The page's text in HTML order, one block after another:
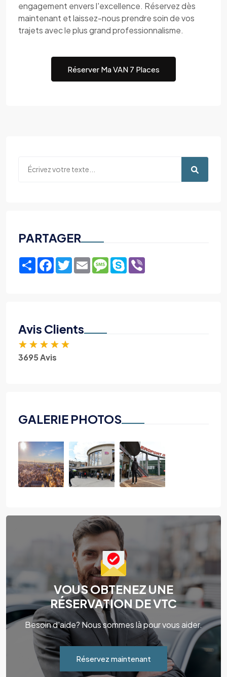
engagement envers l'excellence. Réservez dès
maintenant et laissez-nous prendre soin de vos
trajets avec le plus grand professionnalisme.
Réserver Ma VAN 7 Places
PARTAGER
ShareFacebook
TwitterEmailMessage
Skype
Avis Clients
★ ★ ★ ★ ★
3695 Avis
GALERIE PHOTOS
VOUS OBTENEZ UNE
RÉSERVATION DE VTC
Besoin d'aide? Nous sommes là pour vous aider.
Réservez maintenant